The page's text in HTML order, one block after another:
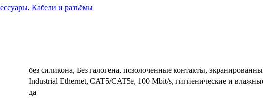
, Кабели и разъёмы
без силикона, Без галогена, позолоченные контакты,
Industrial Ethernet, CAT5/CAT5e, 100 Mbit/s, гигиенические и
да